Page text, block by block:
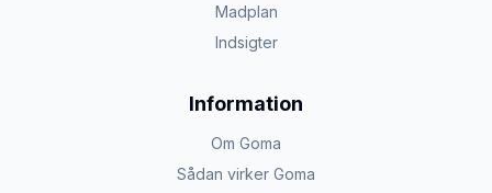
Madplan
Indsigter
Information
Om Goma
Sådan virker Goma